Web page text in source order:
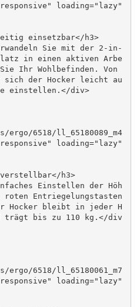
loading="lazy"
einsetzbar</h3>
Sie mit der 2-in-
in einen aktiven Arbe
Ihr Wohlbefinden. Von
sich der Hocker leicht au
einstellen.</div>
ergo/6518/ll_65180089_m4
loading="lazy"
h3>
Einstellen der Höh
roten Entriegelungstasten
Hocker bleibt in jeder H
trägt bis zu 110 kg.</div
ergo/6518/ll_65180061_m7
loading="lazy"